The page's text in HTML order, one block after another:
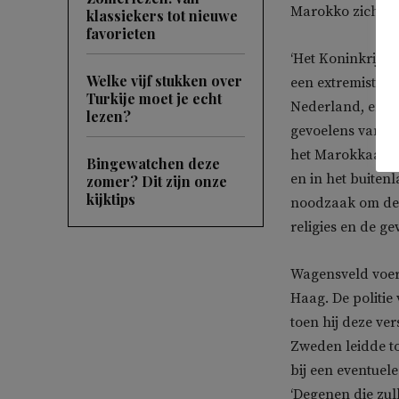
klassiekers tot nieuwe
favorieten
Welke vijf stukken over
Turkije moet je echt
lezen?
Bingewatchen deze
zomer? Dit zijn onze
kijktips
Marokko zich uit.
‘Het Koninkrijk
een extremist
Nederland, en
gevoelens van
het
en in het
noodzaak om
religies en de
Wagensveld
Haag. De
toen hij deze
Zweden leidde
bij een
‘Degenen die